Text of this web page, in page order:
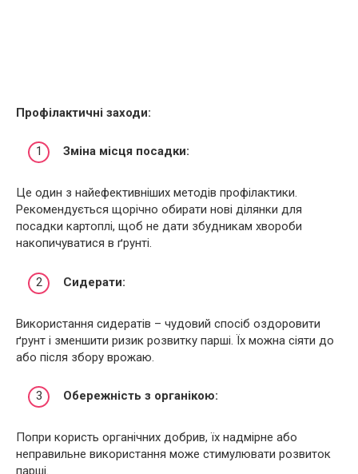
Профілактичні заходи:
Зміна місця посадки:
Це один з найефективніших методів профілактики.
Рекомендується щорічно обирати нові ділянки для
посадки картоплі, щоб не дати збудникам хвороби
накопичуватися в ґрунті.
Сидерати:
Використання сидератів – чудовий спосіб оздоровити
ґрунт і зменшити ризик розвитку парші. Їх можна сіяти до
або після збору врожаю.
Обережність з органікою:
Попри користь органічних добрив, їх надмірне або
неправильне використання може стимулювати розвиток